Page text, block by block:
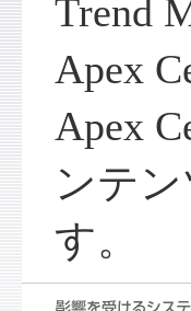
Trend
Apex
Apex
ンテ
す。